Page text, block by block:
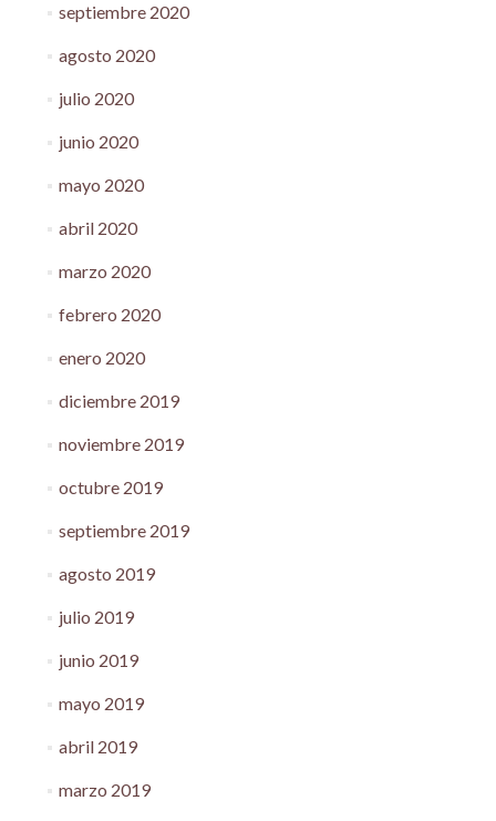
septiembre 2020
agosto 2020
julio 2020
junio 2020
mayo 2020
abril 2020
marzo 2020
febrero 2020
enero 2020
diciembre 2019
noviembre 2019
octubre 2019
septiembre 2019
agosto 2019
julio 2019
junio 2019
mayo 2019
abril 2019
marzo 2019